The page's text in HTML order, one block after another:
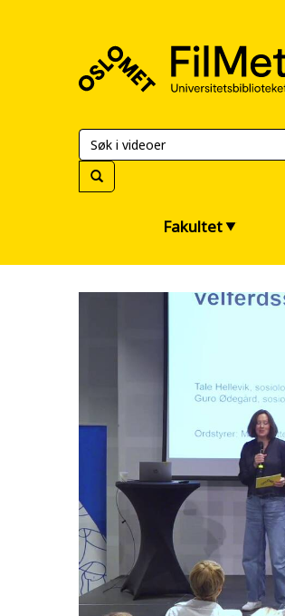
Universitetsbiblioteket
Fakultet